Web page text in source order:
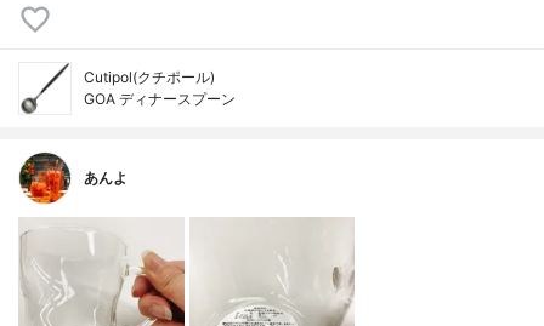
Cutipol(クチポール)
GOA ディナースプーン
あんよ